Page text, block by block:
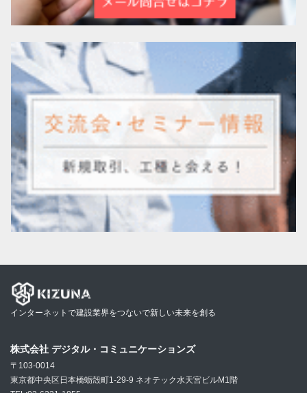
インターネットで建設業界をつないで新しい未来を創る
株式会社 デジタル・コミュニケーションズ
〒103-0014
東京都中央区日本橋蛎殻町1-29-9 ネオテック水天宮ビルM1階